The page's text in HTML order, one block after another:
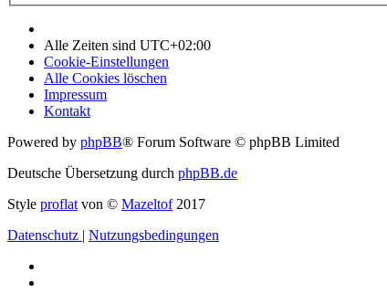
Alle Zeiten sind UTC+02:00
Cookie-Einstellungen
Alle Cookies löschen
Impressum
Kontakt
Powered by phpBB® Forum Software © phpBB Limited
Deutsche Übersetzung durch phpBB.de
Style proflat von © Mazeltof2017
Datenschutz | Nutzungsbedingungen